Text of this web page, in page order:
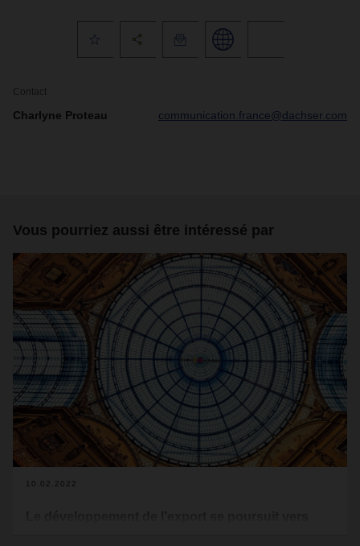
Contact
Charlyne Proteau communication.france@dachser.com
Vous pourriez aussi être intéressé par
10.02.2022